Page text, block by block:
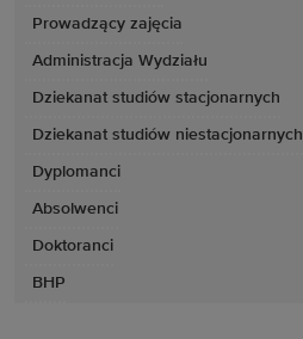
Prowadzący zajęcia
Administracja Wydziału
Dziekanat studiów stacjonarnych
Dziekanat studiów niestacjonarnych
Dyplomanci
Absolwenci
Doktoranci
BHP